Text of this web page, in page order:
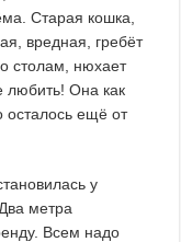
Старая кошка,
вредная, гребёт
столам, нюхает
любить! Она как
осталось ещё от
у
метра
Всем надо